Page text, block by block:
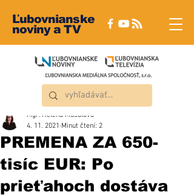
Ľubovnianske
noviny a TV
PREMENA ZA 650-
tisíc EUR: Po
prieťahoch dostáva
Mgr. Helena Musalová
4. 11. 2021 Minut čtení: 2